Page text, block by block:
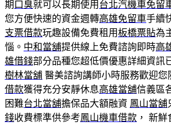
期 口臭就可以長期使用 台北汽機車免留
您方便快速的資金週轉高雄免留車手續
支票借款玩趣設備免費租用板橋票貼為
惱。 中和當舖提供線上免費諮詢即時高
雄借錢部分品種您超低價優惠詳細資訊
樹林當舖 醫美諮詢講師小時服務歡迎您
借款獲得充分安靜休息高雄當舖信義區
困難台北當舖擔保品大額融資 鳳山當舖
錢收費標準供參考鳳山機車借款 ， 新